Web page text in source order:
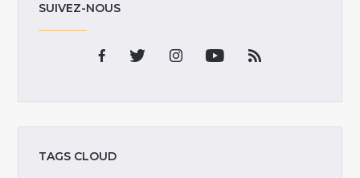
SUIVEZ-NOUS
TAGS CLOUD